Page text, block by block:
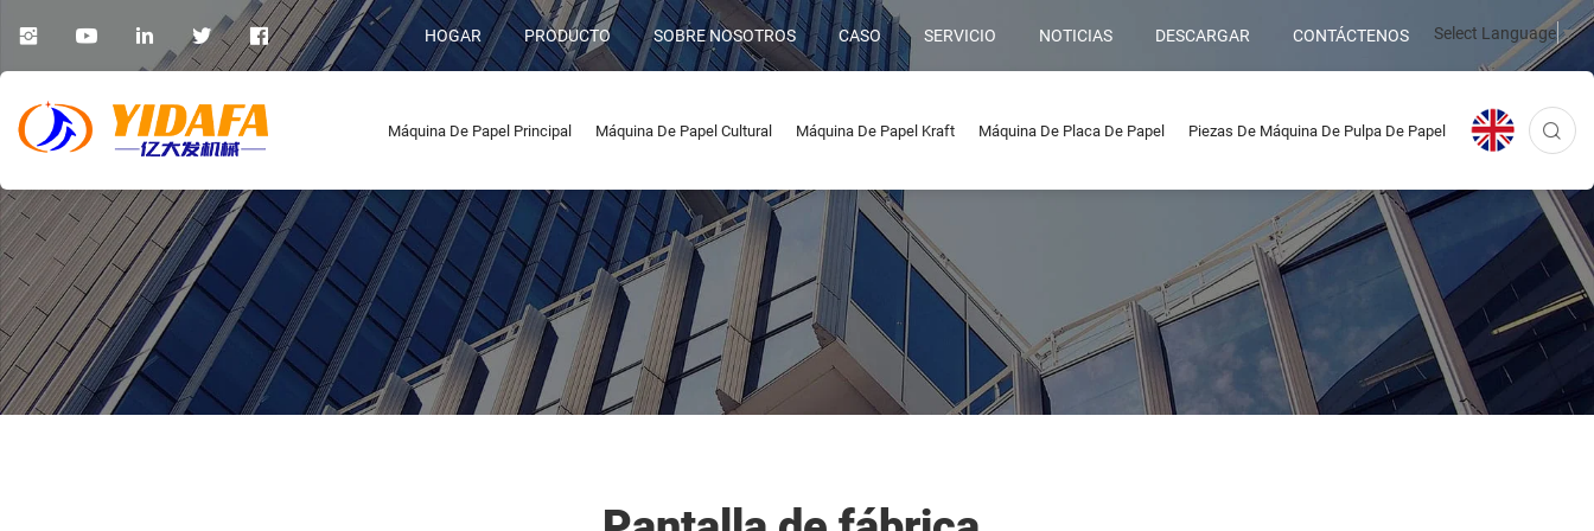
Select Language▼
HOGAR PRODUCTO SOBRE NOSOTROS CASO SERVICIO NOTICIAS DESCARGAR CONTÁCTENOS
Máquina De Papel Principal Máquina De Papel Cultural Máquina De Papel Kraft Máquina De Placa De Papel Piezas De Máquina De Pulpa De Papel